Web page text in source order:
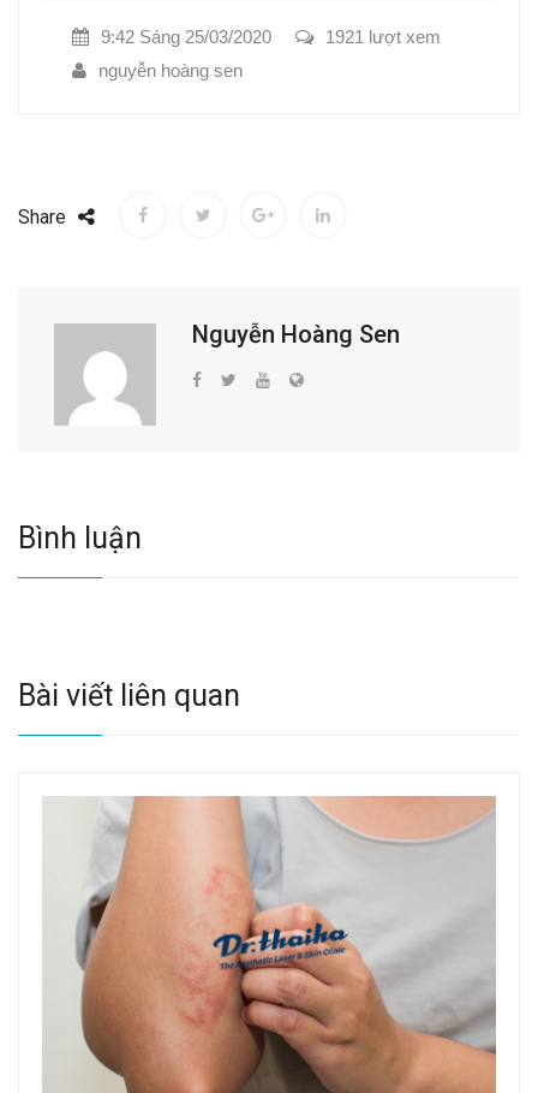
9:42 Sáng 25/03/2020
1921 lượt xem
nguyễn hoàng sen
Share
Nguyễn Hoàng Sen
Bình luận
Bài viết liên quan